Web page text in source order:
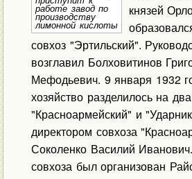
работе завод по
производству
лимонной кислоты
князей
совхоз "Эртильский".
возглавил Болховитинов
Мефодьевич. 9 января 1932
хозяйство разделилось на
"Красноармейский" и
директором совхоза
Соколенко Василий
совхоза был организован